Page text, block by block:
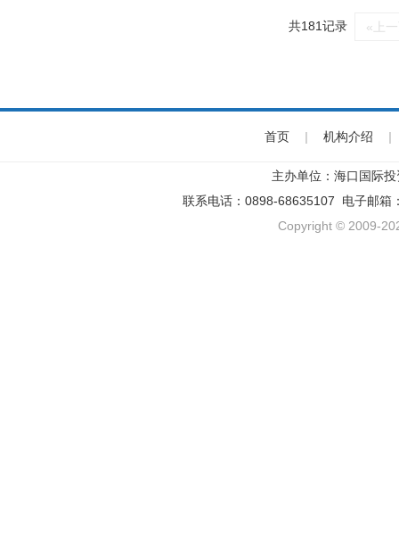
共181记录 «上
首页 | 机构介绍 |
主办单位：海口国际
联系电话：0898-68635107 电子邮箱
Copyright © 2009-